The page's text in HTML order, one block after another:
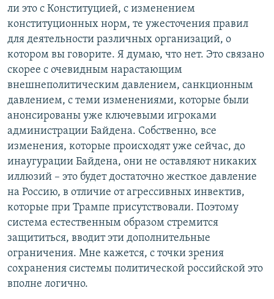
ли это с Конституцией, с изменением
конституционных норм, те ужесточения правил
для деятельности различных организаций, о
котором вы говорите. Я думаю, что нет. Это связано
скорее с очевидным нарастающим
внешнеполитическим давлением, санкционным
давлением, с теми изменениями, которые были
анонсированы уже ключевыми игроками
администрации Байдена. Собственно, все
изменения, которые происходят уже сейчас, до
инаугурации Байдена, они не оставляют никаких
иллюзий – это будет достаточно жесткое давление
на Россию, в отличие от агрессивных инвектив,
которые при Трампе присутствовали. Поэтому
система естественным образом стремится
защититься, вводит эти дополнительные
ограничения. Мне кажется, с точки зрения
сохранения системы политической российской это
вполне логично.